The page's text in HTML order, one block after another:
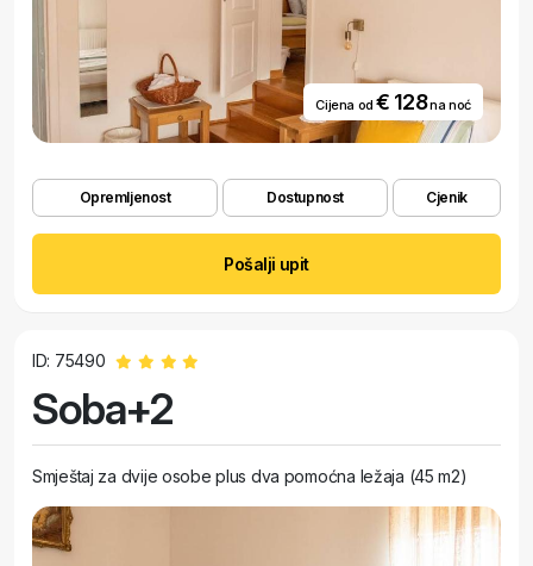
Cijena od€ 128na noć
Opremljenost Dostupnost Cjenik
Pošalji upit
ID: 75490
Soba+2
Smještaj za dvije osobe plus dva pomoćna ležaja (45 m2)